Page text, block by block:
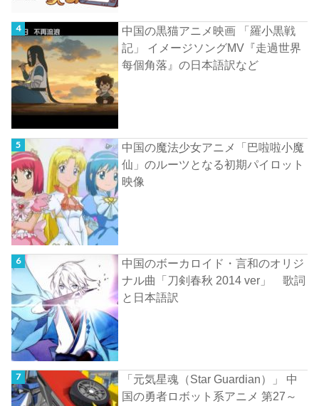
中国の黒猫アニメ映画 「羅小黒戦
記」 イメージソングMV『走過世界
每個角落』の日本語訳など
中国の魔法少女アニメ「巴啦啦小魔
仙」のルーツとなる初期パイロット
映像
中国のボーカロイド・言和のオリジ
ナル曲「刀剣春秋 2014 ver」 歌詞
と日本語訳
「元気星魂（Star Guardian）」 中
国の勇者ロボット系アニメ 第27～